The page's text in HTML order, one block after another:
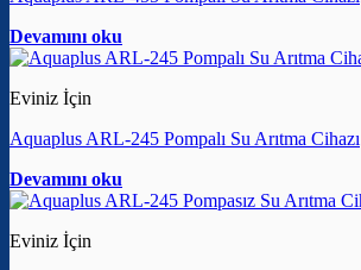
Devamını oku
Eviniz İçin
Aquaplus ARL-245 Pompalı Su Arıtma Cihazı
Devamını oku
Eviniz İçin